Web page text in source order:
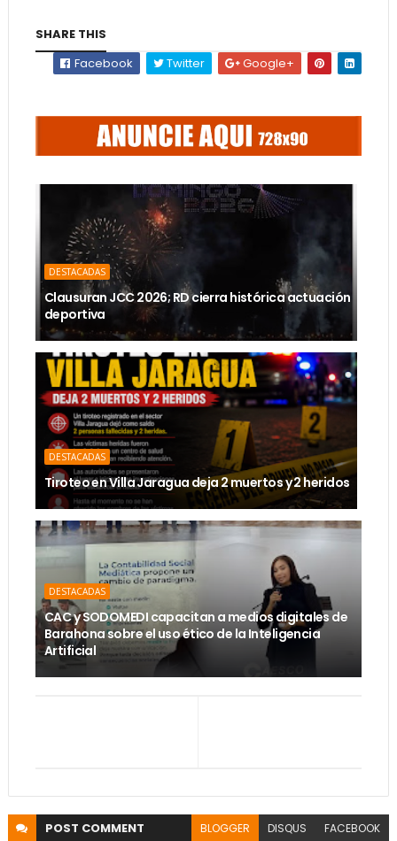
SHARE THIS
Facebook
Twitter Google+
DESTACADAS
Clausuran JCC 2026; RD cierra histórica actuación
deportiva
DESTACADAS
Tiroteo en Villa Jaragua deja 2 muertos y 2 heridos
DESTACADAS
CAC y SODOMEDI capacitan a medios digitales de
Barahona sobre el uso ético de la Inteligencia
Artificial
POST COMMENT BLOGGER DISQUS FACEBOOK